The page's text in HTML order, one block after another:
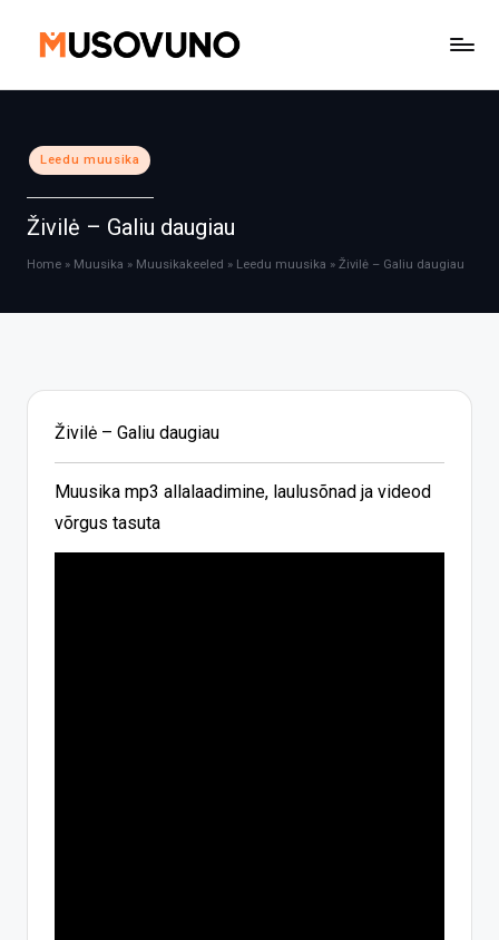
Posted
in
Leedu muusika
Živilė – Galiu daugiau
Home » Muusika » Muusikakeeled » Leedu muusika » Živilė – Galiu daugiau
Živilė – Galiu daugiau
Muusika mp3 allalaadimine, laulusõnad ja videod
võrgus tasuta